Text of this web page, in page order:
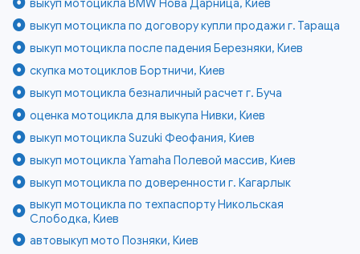
выкуп мотоцикла BMW Нова Дарница, Киев
выкуп мотоцикла по договору купли продажи г. Тараща
выкуп мотоцикла после падения Березняки, Киев
скупка мотоциклов Бортничи, Киев
выкуп мотоцикла безналичный расчет г. Буча
оценка мотоцикла для выкупа Нивки, Киев
выкуп мотоцикла Suzuki Феофания, Киев
выкуп мотоцикла Yamaha Полевой массив, Киев
выкуп мотоцикла по доверенности г. Кагарлык
выкуп мотоцикла по техпаспорту Никольская
Слободка, Киев
автовыкуп мото Позняки, Киев